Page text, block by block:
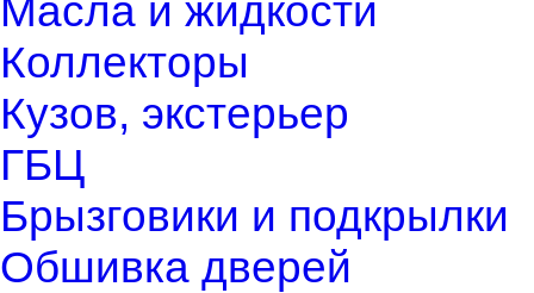
Масла и жидкости
Коллекторы
Кузов, экстерьер
ГБЦ
Брызговики и подкрылки
Обшивка дверей